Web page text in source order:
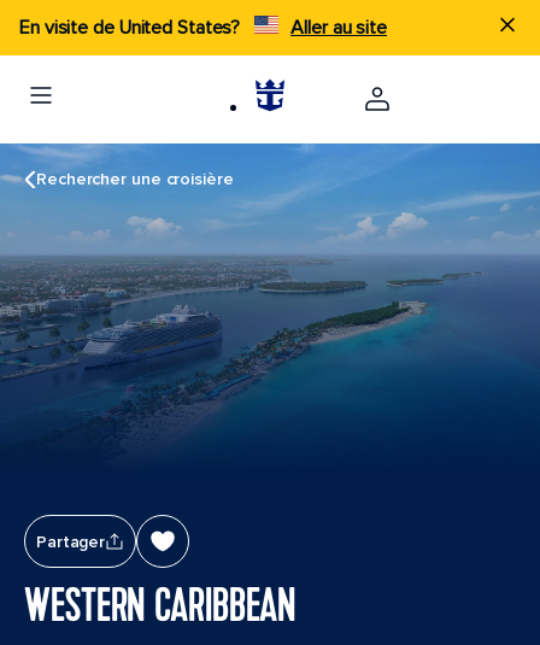
En visite de United States? Aller au site
Rechercher une croisière
Partager
WESTERN CARIBBEAN